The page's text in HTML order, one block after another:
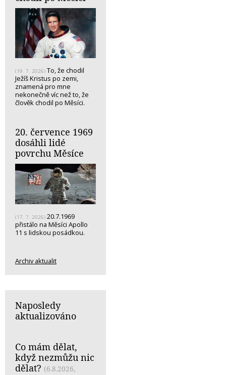
(19. 7. 2026) To, že chodil
Ježíš Kristus po zemi,
znamená pro mne
nekonečně víc než to, že
člověk chodil po Měsíci.
20. července 1969
dosáhli lidé
povrchu Měsíce
(17. 7. 2026) 20.7.1969
přistálo na Měsíci Apollo
11 s lidskou posádkou.
Archiv aktualit
Naposledy
aktualizováno
Co mám dělat,
když nezmůžu nic
dělat? (6.8.2026,